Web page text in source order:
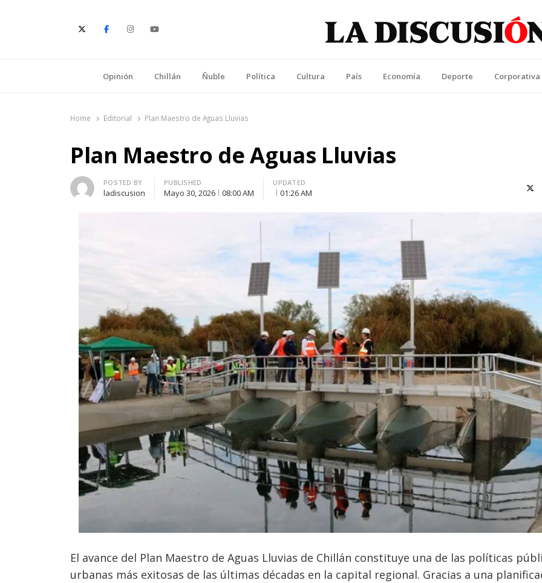
Opinión Chillán Ñuble Política Cultura País Economía Deporte Corporativa
Home Editorial Plan Maestro de Aguas Lluvias
Plan Maestro de Aguas Lluvias
Author
POSTED BY
ladiscusion
PUBLISHED
Mayo 30, 2026 08:00 AM
UPDATED
01:26 AM X
El avance del Plan Maestro de Aguas Lluvias de Chillán constituye una de las políticas
urbanas más exitosas de las últimas décadas en la capital regional. Gracias a una